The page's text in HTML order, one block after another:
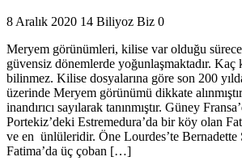
8 Aralık 2020 14 Biliyoz Biz 0
Meryem görünümleri, kilise var olduğu
güvensiz dönemlerde yoğunlaşmaktadır. Kaç
bilinmez. Kilise dosyalarına göre son 200
üzerinde Meryem görünümü dikkate
inandırıcı sayılarak tanınmıştır. Güney
Portekiz’deki Estremedura’da bir köy olan
ve en ünlüleridir. Öne Lourdes’te Bernadette
Fatima’da üç çoban […]